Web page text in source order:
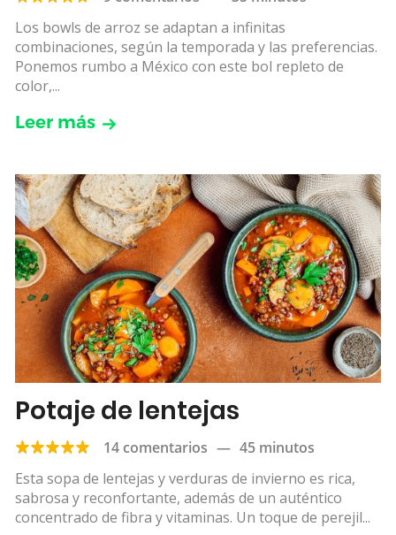
Los bowls de arroz se adaptan a infinitas
combinaciones, según la temporada y las preferencias.
Ponemos rumbo a México con este bol repleto de
color,...
Leer más
Potaje de lentejas
14 comentarios — 45 minutos
Esta sopa de lentejas y verduras de invierno es rica,
sabrosa y reconfortante, además de un auténtico
concentrado de fibra y vitaminas. Un toque de perejil...